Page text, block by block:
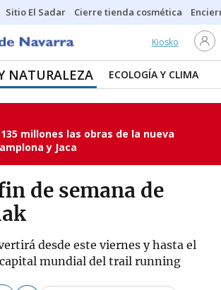
Sitio El Sadar Cierre tienda cosmética
Kiosko
NATURALEZA ECOLOGÍA Y CLIMA
millones las obras de la nueva
y Jaca
de semana de
desde este viernes y hasta el
mundial del trail running